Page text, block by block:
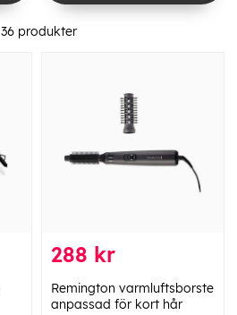
36produkter
288 kr
Remington varmluftsborste
anpassad för kort hår